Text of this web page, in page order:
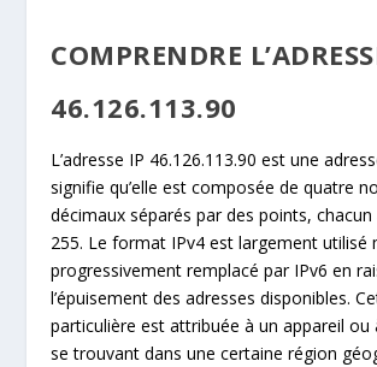
COMPRENDRE
46.126.113.90
L’adresse IP 46.126.113.90 est une
signifie qu’elle est composée de quatre
décimaux séparés par des points,
255. Le format IPv4 est largement utilisé
progressivement remplacé par IPv6 en
l’épuisement des adresses disponibles.
particulière est attribuée à un appareil ou
se trouvant dans une certaine région